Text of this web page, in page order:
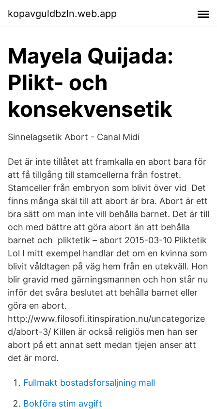
kopavguldbzln.web.app
Mayela Quijada:
Plikt- och
konsekvensetik
Sinnelagsetik Abort - Canal Midi
Det är inte tillåtet att framkalla en abort bara för
att få tillgång till stamcellerna från fostret.
Stamceller från embryon som blivit över vid Det
finns många skäl till att abort är bra. Abort är ett
bra sätt om man inte vill behålla barnet. Det är till
och med bättre att göra abort än att behålla
barnet och pliktetik – abort 2015-03-10 Pliktetik
Lol I mitt exempel handlar det om en kvinna som
blivit våldtagen på väg hem från en utekväll. Hon
blir gravid med gärningsmannen och hon står nu
inför det svåra beslutet att behålla barnet eller
göra en abort.
http://www.filosofi.itinspiration.nu/uncategorize
d/abort-3/ Killen är också religiös men han ser
abort på ett annat sett medan tjejen anser att
det är mord.
Fullmakt bostadsforsaljning mall
Bokföra stim avgift